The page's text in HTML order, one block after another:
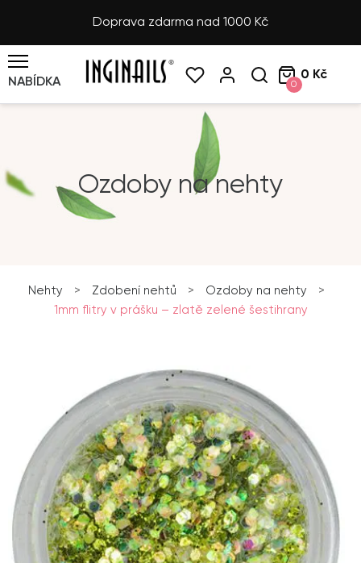
Doprava zdarma nad 1000 Kč
NABÍDKA 0
0 Kč
Ozdoby na nehty
Nehty > Zdobení nehtů > Ozdoby na nehty
>
1mm flitry v prášku – zlatě zelené šestihrany